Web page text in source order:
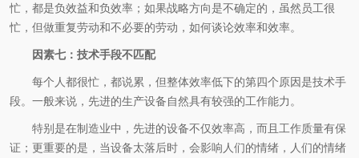
忙，都是负效益和负效率；如果战略方向是不确定的，虽然员工很
忙，但做重复劳动和不必要的劳动，如何谈论效率和效率。
因素七：技术手段不匹配
每个人都很忙，都说累，但整体效率低下的第四个原因是技术手
段。一般来说，先进的生产设备自然具有较强的工作能力。
特别是在制造业中，先进的设备不仅效率高，而且工作质量有保
证；更重要的是，当设备太落后时，会影响人们的情绪，人们的情绪